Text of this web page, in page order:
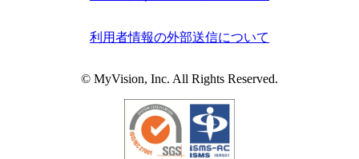
利用者情報の外部送信について
© MyVision, Inc. All Rights Reserved.